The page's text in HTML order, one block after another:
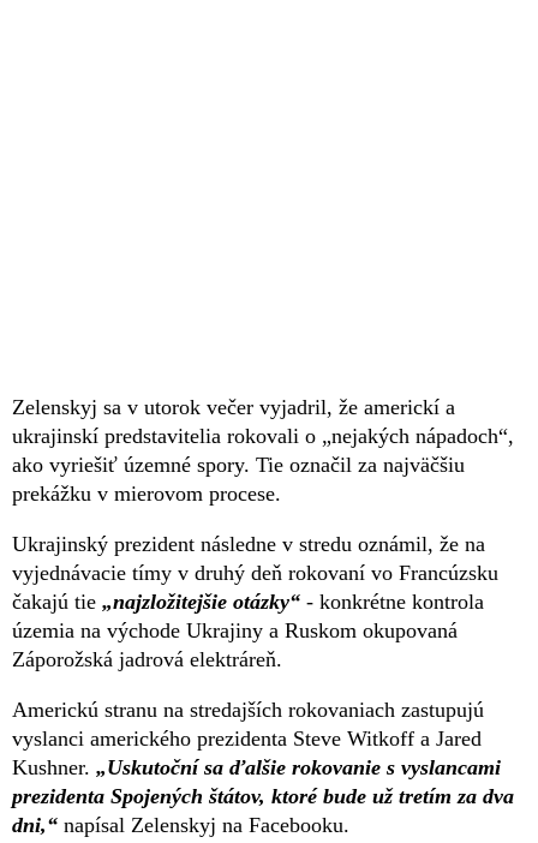
Zelenskyj sa v utorok večer vyjadril, že americkí a
ukrajinskí predstavitelia rokovali o „nejakých nápadoch“,
ako vyriešiť územné spory. Tie označil za najväčšiu
prekážku v mierovom procese.
Ukrajinský prezident následne v stredu oznámil, že na
vyjednávacie tímy v druhý deň rokovaní vo Francúzsku
čakajú tie „najzložitejšie otázky“ - konkrétne kontrola
územia na východe Ukrajiny a Ruskom okupovaná
Záporožská jadrová elektráreň.
Americkú stranu na stredajších rokovaniach zastupujú
vyslanci amerického prezidenta Steve Witkoff a Jared
Kushner. „Uskutoční sa ďalšie rokovanie s vyslancami
prezidenta Spojených štátov, ktoré bude už tretím za dva
dni,“ napísal Zelenskyj na Facebooku.